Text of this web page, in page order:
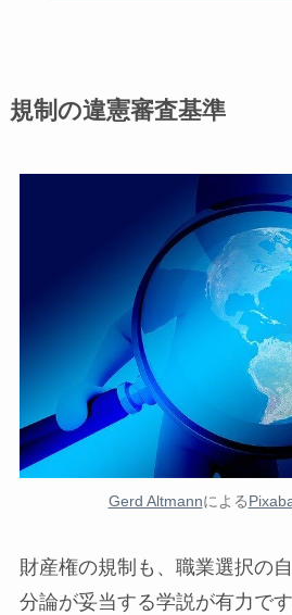
規制の違憲審査基準
Gerd Altmannによる
財産権の規制も、職業選択の
分論が妥当する学説が有力です